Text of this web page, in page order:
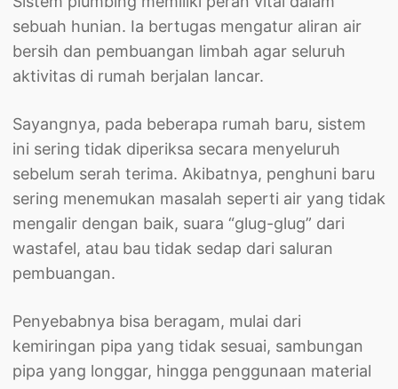
sebuah hunian. Ia bertugas mengatur aliran air
bersih dan pembuangan limbah agar seluruh
aktivitas di rumah berjalan lancar.
Sayangnya, pada beberapa rumah baru, sistem
ini sering tidak diperiksa secara menyeluruh
sebelum serah terima. Akibatnya, penghuni baru
sering menemukan masalah seperti air yang tidak
mengalir dengan baik, suara “glug-glug” dari
wastafel, atau bau tidak sedap dari saluran
pembuangan.
Penyebabnya bisa beragam, mulai dari
kemiringan pipa yang tidak sesuai, sambungan
pipa yang longgar, hingga penggunaan material